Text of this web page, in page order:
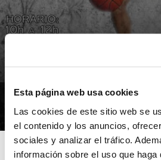
Esta página web usa cookies
Las cookies de este sitio web se
el contenido y los anuncios,
sociales y analizar el tráfico.
información sobre el uso que haga
“Nacho Rodilla te
21/03/2014